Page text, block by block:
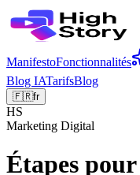
ManifestoFonctionnalités
Blog IATarifsBlog
🇫🇷fr
HS
Marketing Digital
Étapes